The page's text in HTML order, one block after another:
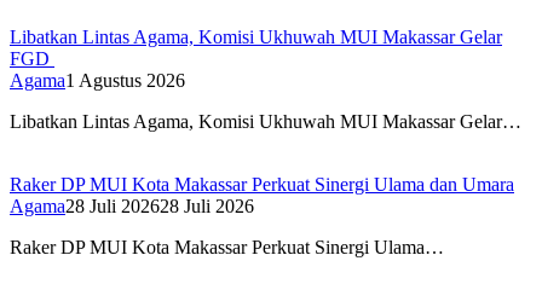
Libatkan Lintas Agama, Komisi Ukhuwah MUI Makassar Gelar
FGD
Agama1 Agustus 2026
Libatkan Lintas Agama, Komisi Ukhuwah MUI Makassar Gelar…
Raker DP MUI Kota Makassar Perkuat Sinergi Ulama dan Umara
Agama28 Juli 202628 Juli 2026
Raker DP MUI Kota Makassar Perkuat Sinergi Ulama…